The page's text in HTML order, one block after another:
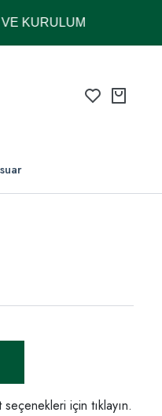
seçenekleri için tıklayın.